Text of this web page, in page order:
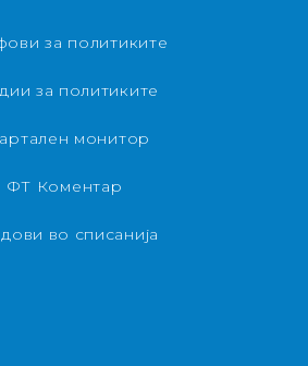
за политиките
за политиките
монитор
ФТ Коментар
во списанија